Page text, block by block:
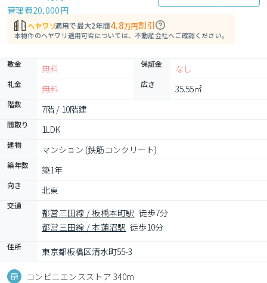
管理費20,000円
適用で最大2年間4.8万円割引
本物件のヘヤワリ適用可否については、不動産会社へご確認ください。
敷金 無料 保証金 なし
礼金 無料 広さ 35.55㎡
階数 7階 / 10階建
間取り 1LDK
建物 マンション (鉄筋コンクリート)
築年数 築1年
向き 北東
交通
都営三田線 / 板橋本町駅 徒歩7分
都営三田線 / 本蓮沼駅 徒歩10分
住所 東京都板橋区清水町55-3
コンビニエンスストア 340m